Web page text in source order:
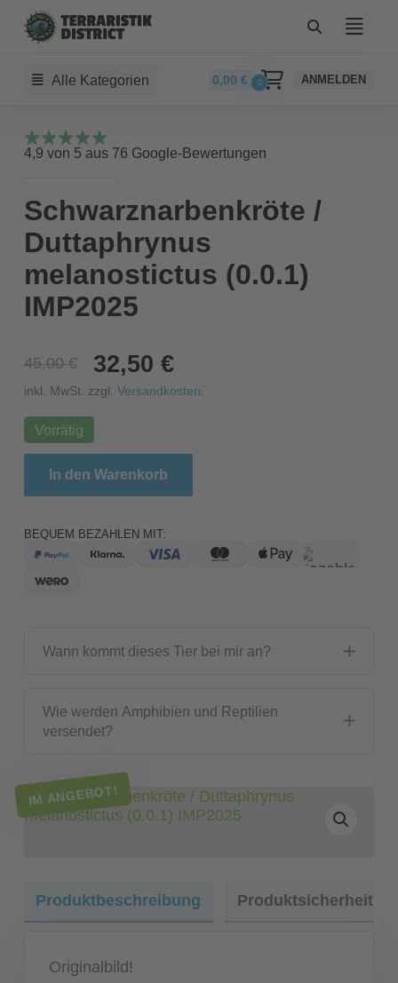
Alle Kategorien 0,00€ 0 ANMELDEN
4,9 von 5 aus 76 Google-Bewertungen
Schwarznarbenkröte /
Duttaphrynus
melanostictus (0.0.1)
IMP2025
45,00 € 32,50 €
inkl. MwSt. zzgl. Versandkosten
Vorrätig
Schwarznarbenkröte / Duttaphrynus melanostictus
In den Warenkorb
BEQUEM BEZAHLEN MIT:
Wann kommt dieses Tier bei mir an?
Wie werden Amphibien und Reptilien
versendet?
IM ANGEBOT!
Produktbeschreibung Produktsicherheit
Originalbild!